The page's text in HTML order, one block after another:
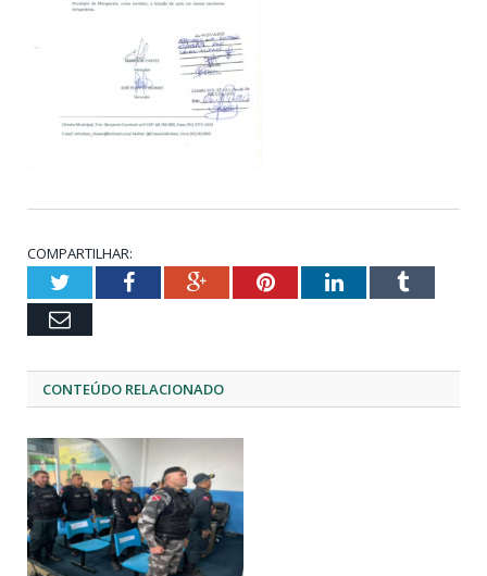
COMPARTILHAR:
TwitterFacebookGoogle+PinterestLinkedInTumblr
Email
CONTEÚDO RELACIONADO